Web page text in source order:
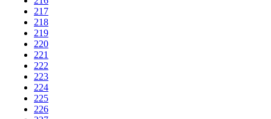
217
218
219
220
221
222
223
224
225
226